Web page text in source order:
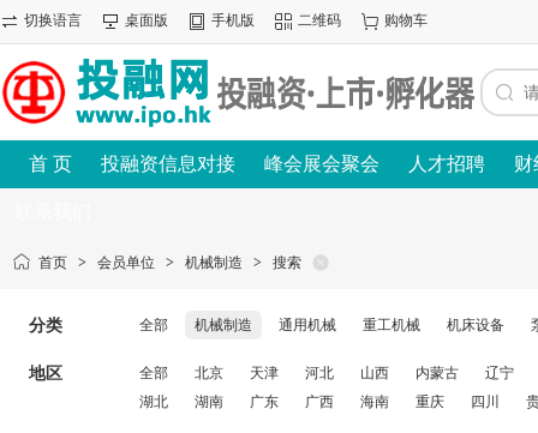
切换语言 桌面版 手机版 二维码 购物车
首 页 投融资信息对接 峰会展会聚会 人才招聘 财
首页 > 会员单位 > 机械制造 > 搜索
分类 全部 机械制造 通用机械 重工机械 机床设备
地区 全部 北京 天津 河北 山西 内蒙古
辽宁
湖北
湖南 广东 广西 海南 重庆 四川